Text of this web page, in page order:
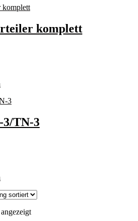
komplett
3/TN-3
Nach